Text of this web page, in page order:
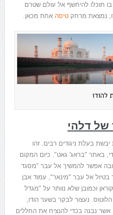
בו תוכלו להיחשף אל עולם שטרם
נמצאת מרחק טיסה אחת מכאן.
להודו
דלהי
יבשת בעלת ניגודים רבים. זהו
באתר "בראג' גאט". כיום המקום
אפשר להמשיך אל עבר "מסגד
בטיול אל עבר "מינאר", עמוד אבן
וכמובן שלא נוותר על "מגדל
נעצור לבקר בשער הודו,
נבנה בכדי להנציח את החללים